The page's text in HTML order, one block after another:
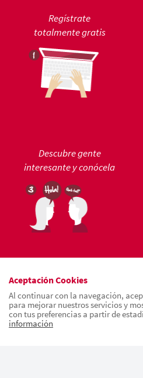
Regístrate
totalmente gratis
Descubre gente
interesante y conócela
Aceptación Cookies
Al continuar con la navegación,
para mejorar nuestros servicios y
con tus preferencias a partir de
información